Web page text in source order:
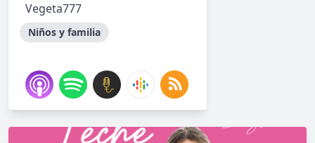
Vegeta777
Niños y familia